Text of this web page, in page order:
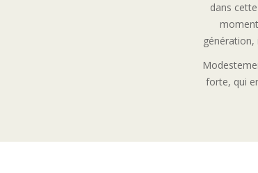
dans
génération,
forte, qui